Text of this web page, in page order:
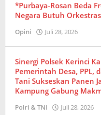
*Purbaya-Rosan Beda
Negara Butuh
Opini Juli 28, 2026
Sinergi Polsek Kerinci
Pemerintah Desa, PPL,
Tani Sukseskan Panen
Kampung Gabung
Polri & TNI Juli 28, 2026